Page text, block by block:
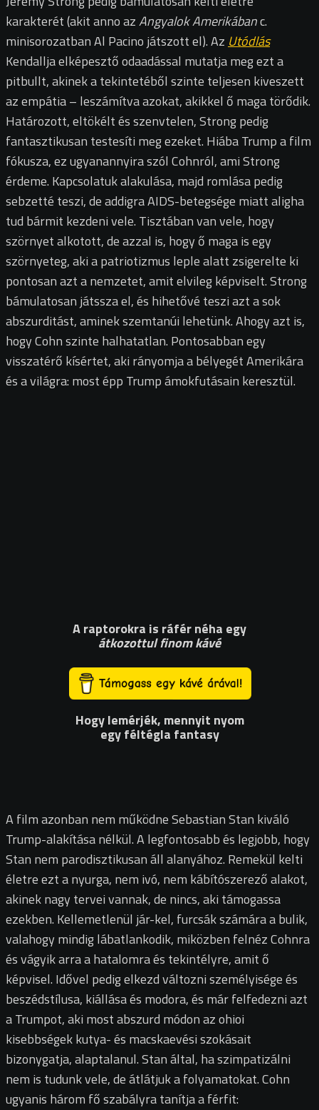
karakterét (akit anno azAngyalok Amerikábanc.
minisorozatban Al Pacino játszott el). Az Utódlás
Kendallja elképesztő odaadással mutatja meg ezt a
pitbullt, akinek a tekintetéből szinte teljesen kiveszett
az empátia – leszámítva azokat, akikkel ő maga törődik.
Határozott, eltökélt és szenvtelen, Strong pedig
fantasztikusan testesíti meg ezeket. Hiába Trump a film
fókusza, ez ugyanannyira szól Cohnról, ami Strong
érdeme. Kapcsolatuk alakulása, majd romlása pedig
sebzetté teszi, de addigra AIDS-betegsége miatt aligha
tud bármit kezdeni vele. Tisztában van vele, hogy
szörnyet alkotott, de azzal is, hogy ő maga is egy
szörnyeteg, aki a patriotizmus leple alatt zsigerelte ki
pontosan azt a nemzetet, amit elvileg képviselt. Strong
bámulatosan játssza el, és hihetővé teszi azt a sok
abszurditást, aminek szemtanúi lehetünk. Ahogy azt is,
hogy Cohn szinte halhatatlan. Pontosabban egy
visszatérő kísértet, aki rányomja a bélyegét Amerikára
és a világra: most épp Trump ámokfutásain keresztül.
A raptorokra is ráfér néha egy
átkozottul finom kávé
Hogy lemérjék, mennyit nyom
egy féltégla fantasy
A film azonban nem működne Sebastian Stan kiváló
Trump-alakítása nélkül. A legfontosabb és legjobb, hogy
Stan nem parodisztikusan áll alanyához. Remekül kelti
életre ezt a nyurga, nem ivó, nem kábítószerező alakot,
akinek nagy tervei vannak, de nincs, aki támogassa
ezekben. Kellemetlenül jár-kel, furcsák számára a bulik,
valahogy mindig lábatlankodik, miközben felnéz Cohnra
és vágyik arra a hatalomra és tekintélyre, amit ő
képvisel. Idővel pedig elkezd változni személyisége és
beszédstílusa, kiállása és modora, és már felfedezni azt
a Trumpot, aki most abszurd módon az ohioi
kisebbségek kutya- és macskaevési szokásait
bizonygatja, alaptalanul. Stan által, ha szimpatizálni
nem is tudunk vele, de átlátjuk a folyamatokat. Cohn
ugyanis három fő szabályra tanítja a férfit: